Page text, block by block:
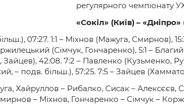
документи
Ради Федерації
в експерименті
Склад Збірної
Тренерський
Календар Матчів
регулярного чемпіонату
«Сокіл» (Київ) – «Дніпро»
07:27. 1:1 – Міхнов (Мажуга, Смирнов),
(Сімчук, Гончаренко), 5:1 –
42:08. 7:2 – Павленко (Кузьменко,
– подв. більш.), 57:25. 7:5 – Зайцев
Хайруллов – Рибалко, Сисак –
– Міхнов, Гончаренко – Сімчук –